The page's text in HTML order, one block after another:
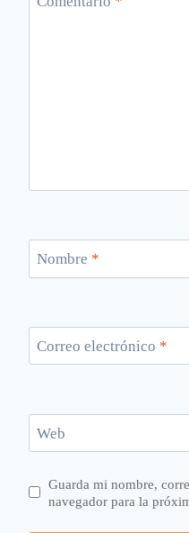
Nombre *
Correo electrónico *
Web
Guarda mi nombre,
navegador para la